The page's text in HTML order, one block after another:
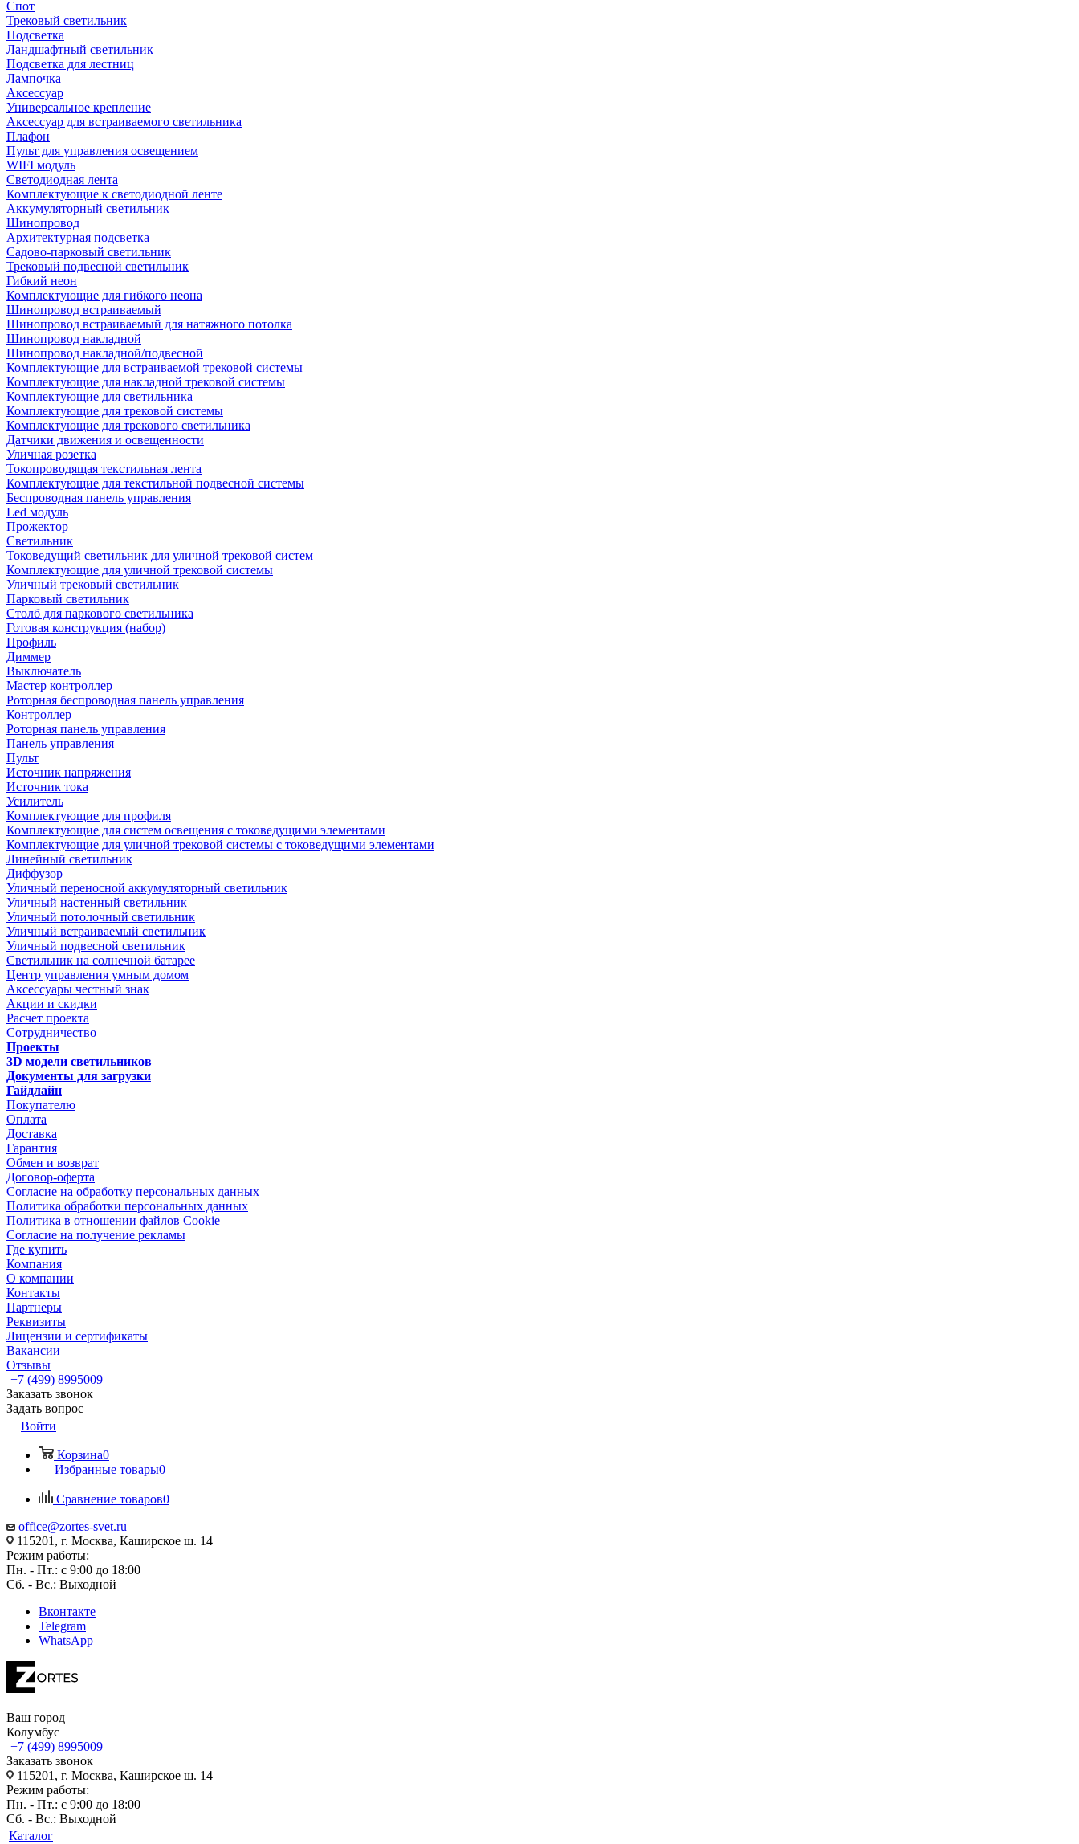
Спот
Трековый светильник
Подсветка
Ландшафтный светильник
Подсветка для лестниц
Лампочка
Аксессуар
Универсальное крепление
Аксессуар для встраиваемого светильника
Плафон
Пульт для управления освещением
WIFI модуль
Светодиодная лента
Комплектующие к светодиодной ленте
Аккумуляторный светильник
Шинопровод
Архитектурная подсветка
Садово-парковый светильник
Трековый подвесной светильник
Гибкий неон
Комплектующие для гибкого неона
Шинопровод встраиваемый
Шинопровод встраиваемый для натяжного потолка
Шинопровод накладной
Шинопровод накладной/подвесной
Комплектующие для встраиваемой трековой системы
Комплектующие для накладной трековой системы
Комплектующие для светильника
Комплектующие для трековой системы
Комплектующие для трекового светильника
Датчики движения и освещенности
Уличная розетка
Токопроводящая текстильная лента
Комплектующие для текстильной подвесной системы
Беспроводная панель управления
Led модуль
Прожектор
Светильник
Токоведущий светильник для уличной трековой систем
Комплектующие для уличной трековой системы
Уличный трековый светильник
Парковый светильник
Столб для паркового светильника
Готовая конструкция (набор)
Профиль
Диммер
Выключатель
Мастер контроллер
Роторная беспроводная панель управления
Контроллер
Роторная панель управления
Панель управления
Пульт
Источник напряжения
Источник тока
Усилитель
Комплектующие для профиля
Комплектующие для систем освещения с токоведущими элементами
Комплектующие для уличной трековой системы с токоведущими элементами
Линейный светильник
Диффузор
Уличный переносной аккумуляторный светильник
Уличный настенный светильник
Уличный потолочный светильник
Уличный встраиваемый светильник
Уличный подвесной светильник
Светильник на солнечной батарее
Центр управления умным домом
Аксессуары честный знак
Акции и скидки
Расчет проекта
Сотрудничество
Проекты
3D модели светильников
Документы для загрузки
Гайдлайн
Покупателю
Оплата
Доставка
Гарантия
Обмен и возврат
Договор-оферта
Согласие на обработку персональных данных
Политика обработки персональных данных
Политика в отношении файлов Cookie
Согласие на получение рекламы
Где купить
Компания
О компании
Контакты
Партнеры
Реквизиты
Лицензии и сертификаты
Вакансии
Отзывы
+7 (499) 8995009
Заказать звонок
Задать вопрос
Войти
Корзина0
Избранные товары0
Сравнение товаров0
office@zortes-svet.ru
115201, г. Москва, Каширское ш. 14
Режим работы:
Пн. - Пт.: с 9:00 до 18:00
Сб. - Вс.: Выходной
Вконтакте
Telegram
WhatsApp
Ваш город
Колумбус
+7 (499) 8995009
Заказать звонок
115201, г. Москва, Каширское ш. 14
Режим работы:
Пн. - Пт.: с 9:00 до 18:00
Сб. - Вс.: Выходной
Каталог